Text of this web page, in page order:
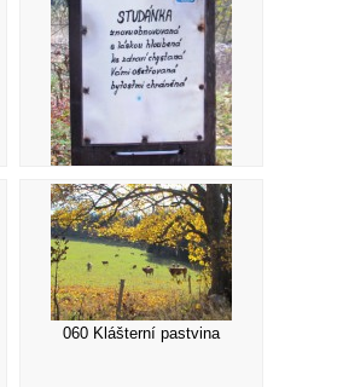
056 Info
060 Klášterní pastvina